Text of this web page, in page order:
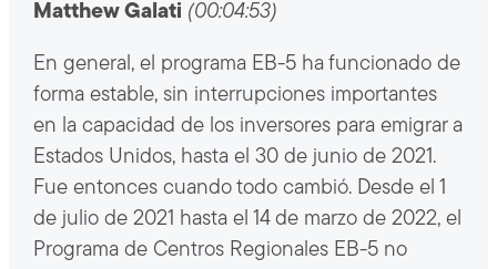
Matthew Galati (00:04:53)
En general, el programa EB-5 ha funcionado de
forma estable, sin interrupciones importantes
en la capacidad de los inversores para emigrar a
Estados Unidos, hasta el 30 de junio de 2021.
Fue entonces cuando todo cambió. Desde el 1
de julio de 2021 hasta el 14 de marzo de 2022, el
Programa de Centros Regionales EB-5 no